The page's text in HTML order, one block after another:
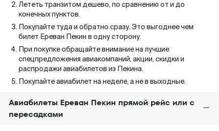
Лететь транзитом дешево, по сравнению от и до
конечных пунктов.
Покупайте туда и обратно сразу. Это выгоднее чем
билет Ереван Пекин в одну сторону.
При покупке обращайте внимание на лучшие
спецпредложения авиакомпаний, акции, скидки и
распродажи авиабилетов из Пекина.
Покупайте авиабилет на неделе, а не в выходные.
Авиабилеты Ереван Пекин прямой рейс или с
пересадками